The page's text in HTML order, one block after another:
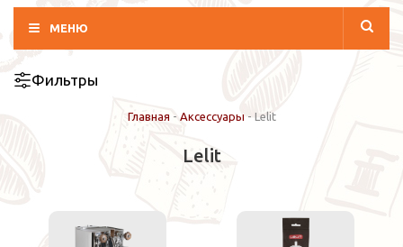
МЕНЮ
Фильтры
Главная - Аксессуары - Lelit
Lelit